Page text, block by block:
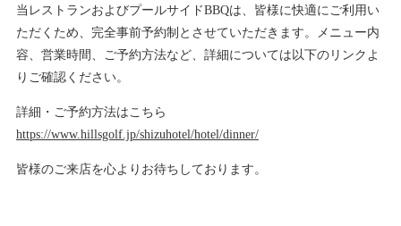
当レストランおよびプールサイドBBQは、皆様に快適にご利用い
ただくため、完全事前予約制とさせていただきます。メニュー内
容、営業時間、ご予約方法など、詳細については以下のリンクよ
りご確認ください。
詳細・ご予約方法はこちら
https://www.hillsgolf.jp/shizuhotel/hotel/dinner/
皆様のご来店を心よりお待ちしております。